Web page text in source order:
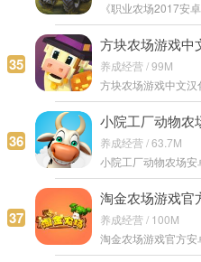
35
养成经营 / 99M
36
养成经营 / 63.7M
37
淘金农场游戏官
养成经营 / 100M